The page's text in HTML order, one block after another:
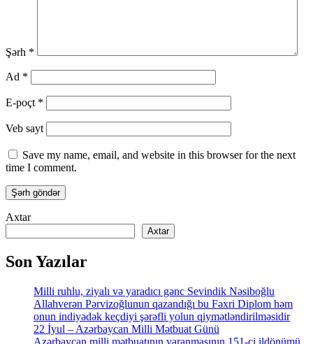
Şərh *
Ad *
E-poçt *
Veb sayt
Save my name, email, and website in this browser for the next
time I comment.
Axtar
Axtar
Son Yazılar
Milli ruhlu, ziyalı və yaradıcı gənc Sevindik Nəsiboğlu
Allahverən Pərvizoğlunun qazandığı bu Fəxri Diplom həm
onun indiyədək keçdiyi şərəfli yolun qiymətləndirilməsidir
22 İyul – Azərbaycan Milli Mətbuat Günü
Azərbaycan milli mətbuatının yaranmasının 151-ci ildönümü